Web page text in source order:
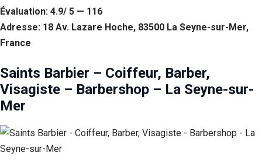
Évaluation: 4.9/ 5 — 116
Adresse: 18 Av. Lazare Hoche, 83500 La Seyne-sur-Mer,
France
Saints Barbier – Coiffeur, Barber,
Visagiste – Barbershop – La Seyne-sur-
Mer